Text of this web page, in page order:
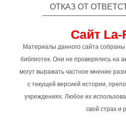
ОТКАЗ ОТ
Сайт La-
Материалы данного сайта собраны
библиотек. Они не проверялись на
могут выражать частное мнение
с текущей версией истории,
учреждениях. Любое их
свой страх и